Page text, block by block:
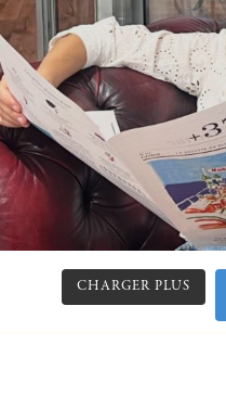
CHARGER PLUS